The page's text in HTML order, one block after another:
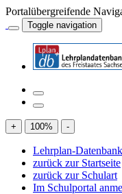
Portalübergreifende
Toggle navigation
+ 100% -
Lehrplan-Datenbank
zurück zur Startseite
zurück zur Schulart
Im Schulportal